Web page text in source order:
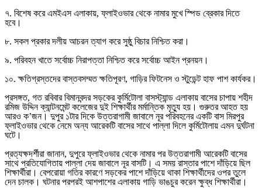
৭. বিশেষ করে এমইএস এলাকায়, ফ্লাইওভার থেকে নামার মুখে স্পিড ব্রেকার দিতে
হবে।
৮. সকল প্রকার দলীয় আচরন ত্যাগ করে সুষ্ঠু বিচার নিশ্চিত করা।
৯. পরিবহন খাতে সর্বোচ্চ নিরাপত্তা নিশ্চিত করে সর্বোচ্চ আইন প্রনয়ন।
১০. ক্ষতিগ্রস্তদের বাস্তবসম্মত ক্ষতিপূরণ, গাড়ির ফিটনেস ও স্টুডেন্ট হাফ পাশ কার্যকর।
প্রসঙ্গত, গত রবিবার বিমানবন্দর সড়কের কুর্মিটোলা বাসস্ট্যান্ড এলাকায় বাসের চাপায় শহীদ
রমিজ উদ্দিন ক্যান্টনমেন্ট কলেজের দুই শিক্ষার্থীর মর্মান্তিক মৃত্যু হয়। গুরুতর আহত হয়
আরও ক’জন। দুপুর ১টার দিকে উত্তরাগামী জাবালে নূর পরিবহনের একটি বাস মিরপুর
ফ্লাইওভার থেকে নেমে অন্য আরেকটি বাসের সাথে পাল্লা দিলে কুর্মিটোলায় এমন দুর্ঘটনা
ঘটে।
প্রত্যক্ষদর্শীরা জানান, দুপুরে ফ্লাইওভার থেকে নামার পর উত্তরাগামী আরেকটি বাসের
সাথে প্রতিযোগিতায় পাল্লা দেয় জাবালে নূর বাসটি। এ সময় রাস্তার পাশে দাঁড়িয়ে ছিল
শিক্ষার্থীরা। বেপরোয়া গতির কারণে সড়কের পাশে দাঁড়িয়ে থাকা শিক্ষার্থীদের ওপর তুলে
দেন চালক। ঘটনার পরপরই আশপাশের এলাকায় গাড়ি ভাঙচুর করেন ক্ষুব্ধ শিক্ষার্থীরা।